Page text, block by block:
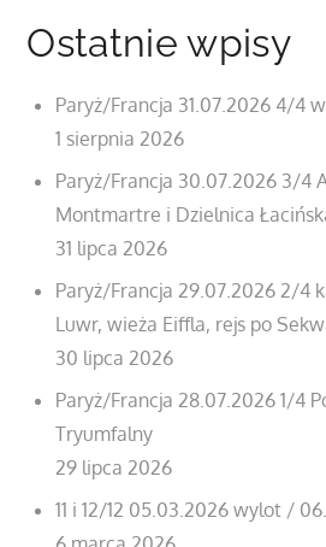
Ostatnie wpisy
Paryż/Francja 31.07.2026 4/4
1 sierpnia 2026
Paryż/Francja 30.07.2026 3/4
Montmartre i Dzielnica
31 lipca 2026
Paryż/Francja 29.07.2026 2/4
Luwr, wieża Eiffla, rejs po
30 lipca 2026
Paryż/Francja 28.07.2026 1/4
Tryumfalny
29 lipca 2026
11 i 12/12 05.03.2026 wylot /